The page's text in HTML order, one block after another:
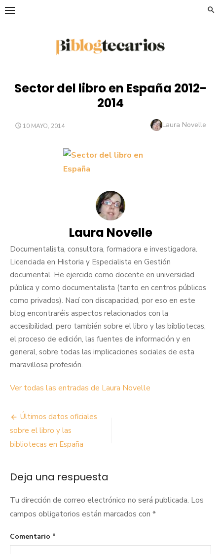
Saltar
Sector del libro en España 2012-
2014
PUBLICADO
10 MAYO, 2014 Autor
Laura Novelle
Laura Novelle
Documentalista, consultora, formadora e investigadora.
Licenciada en Historia y Especialista en Gestión
documental. He ejercido como docente en universidad
pública y como documentalista (tanto en centros públicos
como privados). Nací con discapacidad, por eso en este
blog encontraréis aspectos relacionados con la
accesibilidad, pero también sobre el libro y las bibliotecas,
el proceso de edición, las fuentes de información y en
general, sobre todas las implicaciones sociales de esta
maravillosa profesión.
Ver todas las entradas de Laura Novelle
Navegación
de
entradas
Últimos datos oficiales
sobre el libro y las
bibliotecas en España
Deja una respuesta
Tu dirección de correo electrónico no será publicada. Los
campos obligatorios están marcados con *
Comentario *